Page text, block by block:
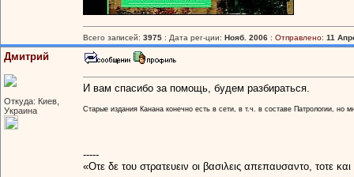
Всего записей: 3975 : Дата рег-ции: Нояб. 2006 : Отправлено: 11
Дмитрий
Откуда: Киев,
Украина
И вам спасибо за помощь, будем разбираться.
Старые издания Канана конечно есть в сети, в т.ч. в составе Патрологии,
-----
«Οτε δε του στρατευειν οι βασιλεις απεπαυσαντο, τοτε